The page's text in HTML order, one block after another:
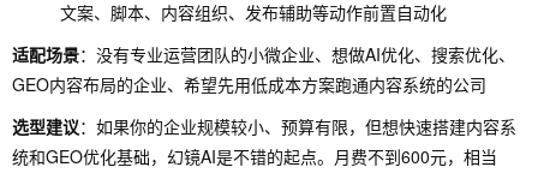
文案、脚本、内容组织、发布辅助等动作前置自动化
适配场景：没有专业运营团队的小微企业、想做AI优化、搜索优化、
GEO内容布局的企业、希望先用低成本方案跑通内容系统的公司
选型建议：如果你的企业规模较小、预算有限，但想快速搭建内容系
统和GEO优化基础，幻镜AI是不错的起点。月费不到600元，相当